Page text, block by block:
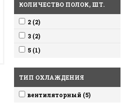
КОЛИЧЕСТВО ПОЛОК, ШТ.
2 (2)
3 (2)
5 (1)
ТИП ОХЛАЖДЕНИЯ
вентиляторный (5)